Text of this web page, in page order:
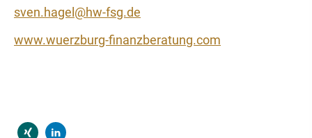
sven.hagel@hw-fsg.de
www.wuerzburg-finanzberatung.com